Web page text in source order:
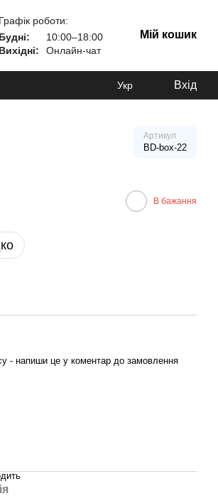
Графік роботи:
Будні:
10:00–18:00
Вихідні:
Онлайн-чат
Мій кошик
Укр Вхід
Артикул
BD-box-22
В бажання
- напиши це у коментар до замовлення